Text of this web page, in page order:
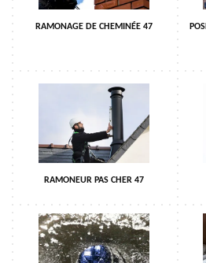
RAMONAGE DE CHEMINÉE 47
RAMONEUR PAS CHER 47